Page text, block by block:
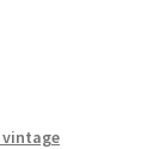
vintage